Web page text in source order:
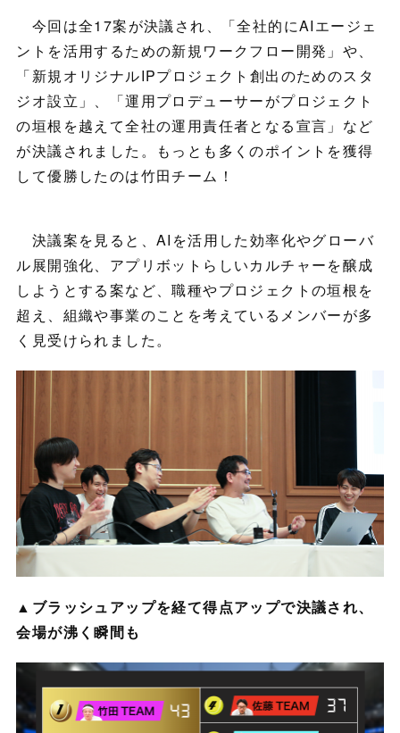
今回は全17案が決議され、「全社的にAIエージェ
ントを活用するための新規ワークフロー開発」や、
「新規オリジナルIPプロジェクト創出のためのスタ
ジオ設立」、「運用プロデューサーがプロジェクト
の垣根を越えて全社の運用責任者となる宣言」など
が決議されました。もっとも多くのポイントを獲得
して優勝したのは竹田チーム！
決議案を見ると、AIを活用した効率化やグローバ
ル展開強化、アプリボットらしいカルチャーを醸成
しようとする案など、職種やプロジェクトの垣根を
超え、組織や事業のことを考えているメンバーが多
く見受けられました。
▲ブラッシュアップを経て得点アップで決議され、
会場が沸く瞬間も